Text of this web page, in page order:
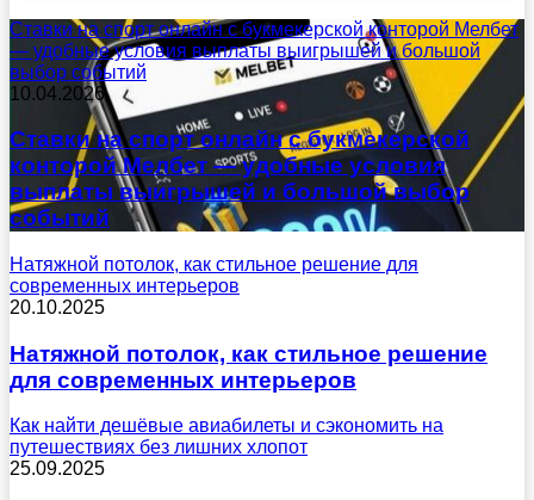
Ставки на спорт онлайн с букмекерской конторой Мелбет
— удобные условия выплаты выигрышей и большой
выбор событий
10.04.2026
Ставки на спорт онлайн с букмекерской
конторой Мелбет — удобные условия
выплаты выигрышей и большой выбор
событий
Натяжной потолок, как стильное решение для
современных интерьеров
20.10.2025
Натяжной потолок, как стильное решение
для современных интерьеров
Как найти дешёвые авиабилеты и сэкономить на
путешествиях без лишних хлопот
25.09.2025